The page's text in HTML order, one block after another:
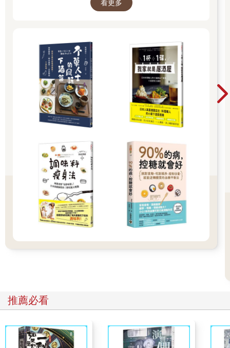
「公立」與「私立」，「地方」與「城市」，「雜草」與「精
德拉戈的場景，洛基是一位傳統的美國拳擊手，他平日以砍柴、
雪地工作等古老方式進行訓練；伊萬・德拉戈則透過先進的高科
技器材鍛鍊身體，屬於未來型的蘇聯拳擊手。因此，這是一場
「原始」對決「進化」的比賽。
兩隊的投手實力是最大的象徵，大阪桐蔭擁有根尾昂、柿木蓮、
左投橫川凱三大巨投，在二個月後，他們是有望在選秀會上獲得
職棒球團指名的超級高中生投手。相較之下，金足農業只有吉田
一位王牌投手。
亮太表示，考慮到吉田所累積的疲勞和對手缺乏數據資料，他認
為「可以考慮派打川擔任先發投手」；但中泉認為除了吉田，沒
有其他的選擇。
「我的想法是，既然走到這一步了，已經沒有什麼好保留的。吉
田一定會想先發上場，因此我想表現出這一場就完全交給他的感
吉田如此解釋自己想要先發上場投球的理由。
「如果打川的投球表現太好，反而會搶了我的光彩。」
這是身為王牌投手的思考。
默。他們會在網路上批評球隊「以勝利為導向」、「落伍的方
上場。此外，吉田的投球用球數相當多。
中泉似乎也收到一些「建言」。
「雖然是回到學校後發生的事情，我收到三封鄭重其事的電子郵
件。從老子的角度來看，你這傢伙對吉田有多少程度的了解？自
以為是地寫了很多批評的內容，但你這傢伙根本不知道吉田平常
看更多
推薦必看